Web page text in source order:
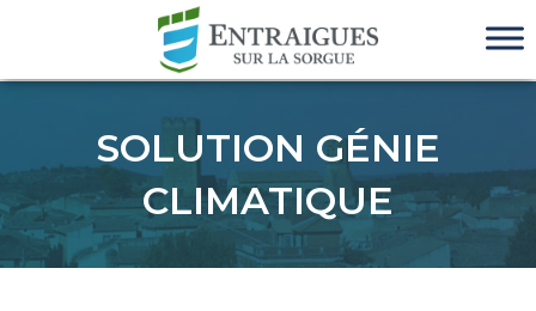
SOLUTION GÉNIE
CLIMATIQUE